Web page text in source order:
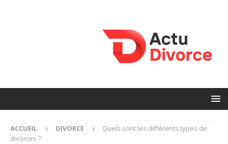
ACCUEIL DIVORCE
Quels sont les différents types de
divorces ?